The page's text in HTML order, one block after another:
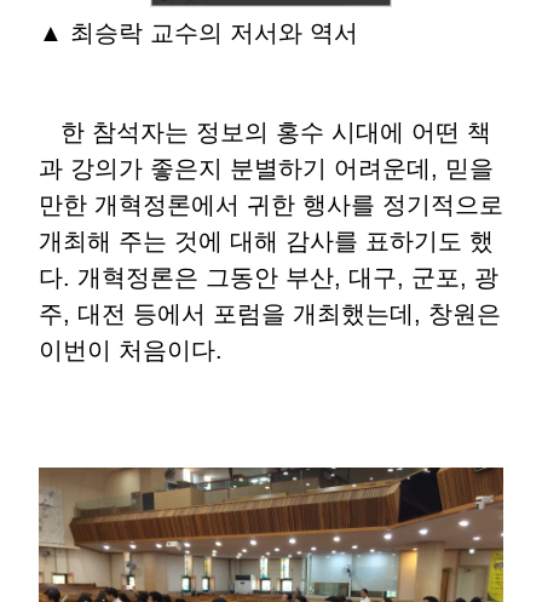
▲ 최승락 교수의 저서와 역서
한 참석자는 정보의 홍수 시대에 어떤 책
과 강의가 좋은지 분별하기 어려운데, 믿을
만한 개혁정론에서 귀한 행사를 정기적으로
개최해 주는 것에 대해 감사를 표하기도 했
다. 개혁정론은 그동안 부산, 대구, 군포, 광
주, 대전 등에서 포럼을 개최했는데, 창원은
이번이 처음이다.